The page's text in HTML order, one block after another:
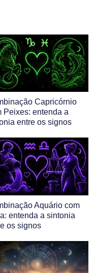
Capricórnio
Peixes: entenda a
entre os signos
Aquário com
entenda a sintonia
os signos